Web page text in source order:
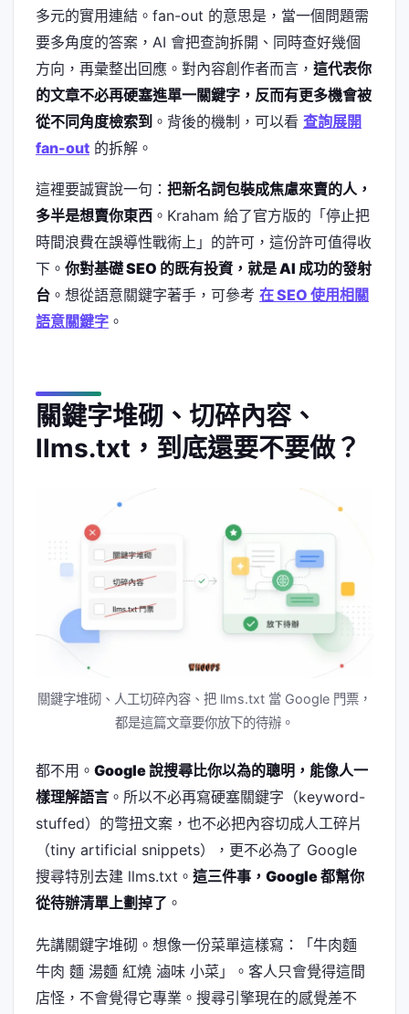
多元的實用連結。fan-out 的意思是，當一個問題需
要多角度的答案，AI 會把查詢拆開、同時查好幾個
方向，再彙整出回應。對內容創作者而言， 這代表你
的文章不必再硬塞進單一關鍵字，反而有更多機會被
從不同角度檢索到 。背後的機制，可以看 查詢展開
fan-out 的拆解。
這裡要誠實說一句： 把新名詞包裝成焦慮來賣的人，
多半是想賣你東西 。Kraham 給了官方版的「停止把
時間浪費在誤導性戰術上」的許可，這份許可值得收
下。 你對基礎 SEO 的既有投資，就是 AI 成功的發射
台 。想從語意關鍵字著手，可參考 在 SEO 使用相關
語意關鍵字 。
關鍵字堆砌、切碎內容、
llms.txt，到底還要不要做？
關鍵字堆砌、人工切碎內容、把 llms.txt 當 Google 門票，
都是這篇文章要你放下的待辦。
都不用。 Google 說搜尋比你以為的聰明，能像人一
樣理解語言 。所以不必再寫硬塞關鍵字（keyword-
stuffed）的彆扭文案，也不必把內容切成人工碎片
（tiny artificial snippets），更不必為了 Google
搜尋特別去建 llms.txt。 這三件事，Google 都幫你
從待辦清單上劃掉了 。
先講關鍵字堆砌。想像一份菜單這樣寫：「牛肉麵
牛肉 麵 湯麵 紅燒 滷味 小菜」。客人只會覺得這間
店怪，不會覺得它專業。搜尋引擎現在的感覺差不